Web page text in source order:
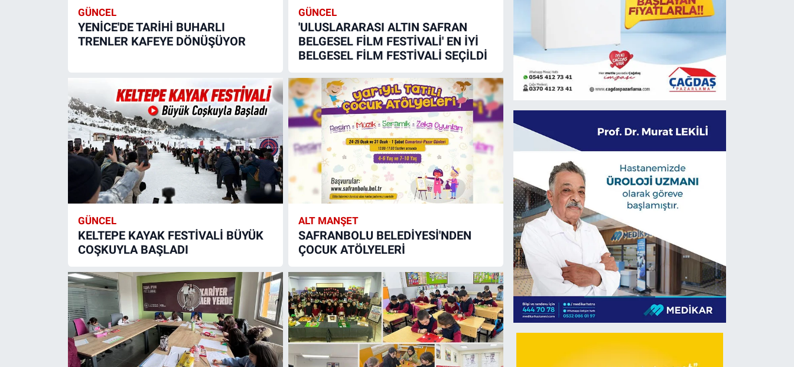
GÜNCEL
YENİCE'DE TARİHİ BUHARLI
TRENLER KAFEYE DÖNÜŞÜYOR
GÜNCEL
'ULUSLARARASI ALTIN SAFRAN
BELGESEL FİLM FESTİVALİ' EN İYİ
BELGESEL FİLM FESTİVALİ SEÇİLDİ
GÜNCEL
KELTEPE KAYAK FESTİVALİ BÜYÜK
COŞKUYLA BAŞLADI
ALT MANŞET
SAFRANBOLU BELEDİYESİ'NDEN
ÇOCUK ATÖLYELERİ